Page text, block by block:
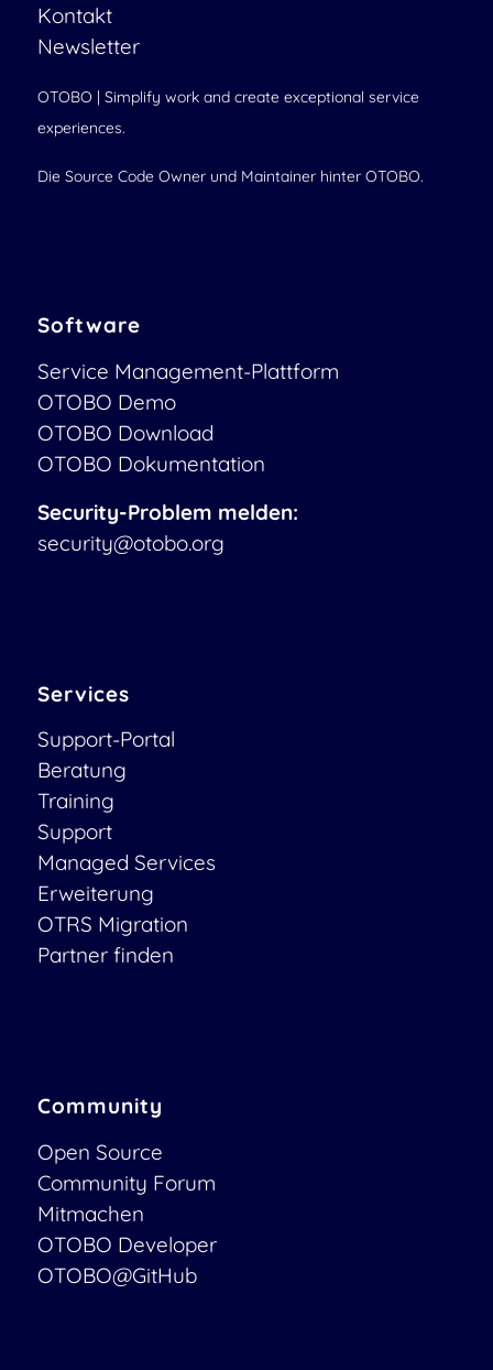
Kontakt
Newsletter
OTOBO | Simplify work and create exceptional service
experiences.
Die Source Code Owner und Maintainer hinter OTOBO.
Software
Service Management-Plattform
OTOBO Demo
OTOBO Download
OTOBO Dokumentation
Security-Problem melden:
security@otobo.org
Services
Support-Portal
Beratung
Training
Support
Managed Services
Erweiterung
OTRS Migration
Partner finden
Community
Open Source
Community Forum
Mitmachen
OTOBO Developer
OTOBO@GitHub